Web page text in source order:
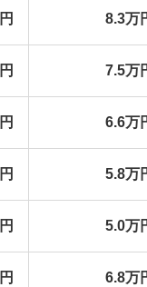
8.3万
7.5万
6.6万
5.8万
5.0万
6.8万